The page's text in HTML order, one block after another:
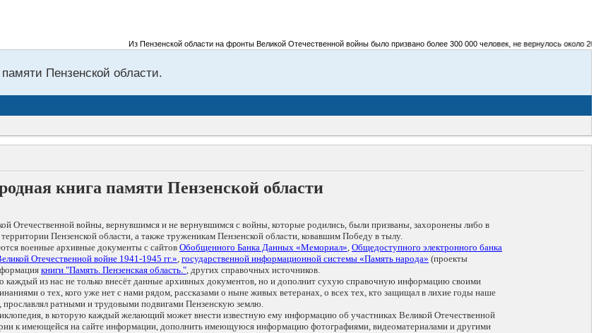
Из Пензенской области на фронты Великой Отечественной войны было призвано более 300 000 человек, не вернулось около 200
Пензенской области.
книга памяти Пензенской области
Отечественной войны, вернувшимся и не вернувшимся с войны, которые родились, были призваны, захоронены либо в
Пензенской области, а также труженикам Пензенской области, ковавшим Победу в тылу.
военные архивные документы с сайтов Обобщенного Банка Данных «Мемориал», Общедоступного электронного банка
Отечественной войне 1941-1945 гг.», государственной информационной системы «Память народа» (проекты
книги "Память. Пензенская область.", других справочных источников.
каждый из нас не только внесёт данные архивных документов, но и дополнит сухую справочную информацию своими
о тех, кого уже нет с нами рядом, рассказами о ныне живых ветеранах, о всех тех, кто защищал в лихие годы наше
прославлял ратными и трудовыми подвигами Пензенскую землю.
в которую каждый желающий может внести известную ему информацию об участниках Великой Отечественной
к имеющейся на сайте информации, дополнить имеющуюся информацию фотографиями, видеоматериалами и другими